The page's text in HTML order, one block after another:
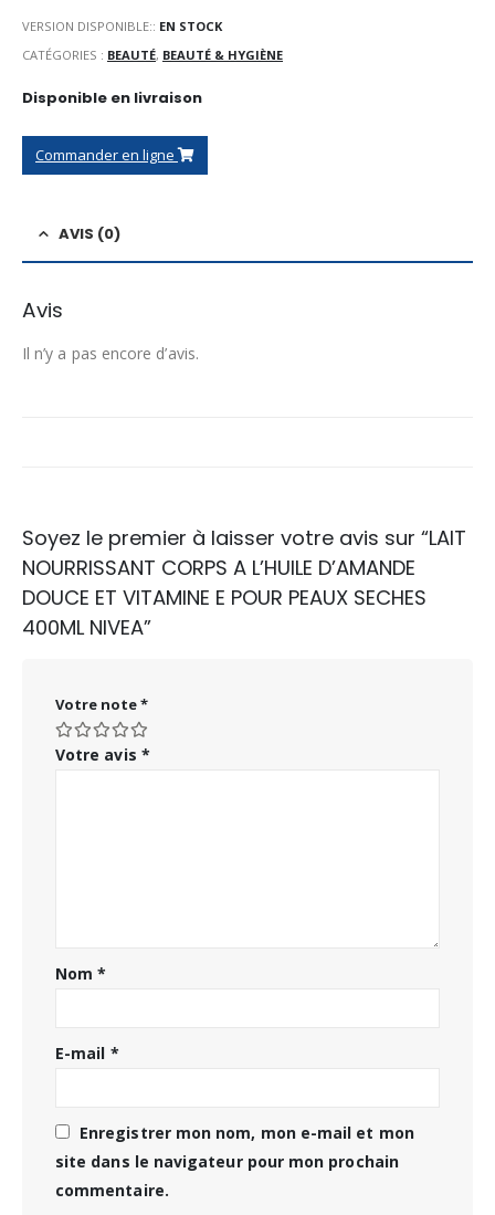
VERSION DISPONIBLE:: EN STOCK
CATÉGORIES : BEAUTÉ, BEAUTÉ & HYGIÈNE
Disponible en livraison
Commander en ligne
AVIS (0)
Avis
Il n’y a pas encore d’avis.
Soyez le premier à laisser votre avis sur “LAIT
NOURRISSANT CORPS A L’HUILE D’AMANDE
DOUCE ET VITAMINE E POUR PEAUX SECHES
400ML NIVEA”
Votre note*
Votre avis *
Nom*
E-mail *
Enregistrer mon nom, mon e-mail et mon
site dans le navigateur pour mon prochain
commentaire.